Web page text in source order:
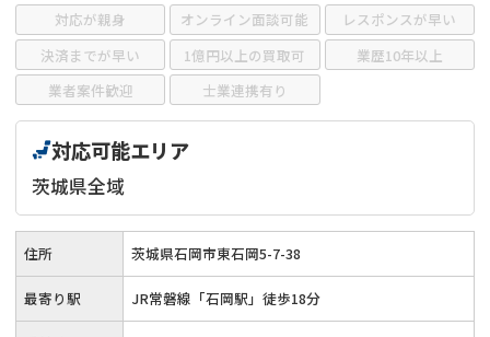
アンケート調査
対応が親身 オンライン面談可能
レスポンスが早い
決済までが早い
1億円以上の買取可
業歴10年以上
業者案件歓迎
士業連携有り
対応可能エリア
茨城県全域
住所 茨城県石岡市東石岡5-7-38
最寄り駅 JR常磐線「石岡駅」徒歩18分